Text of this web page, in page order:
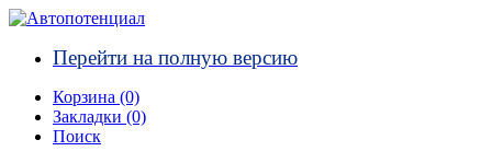
Перейти на полную версию
Корзина (0)‎
Закладки (0)
Поиск